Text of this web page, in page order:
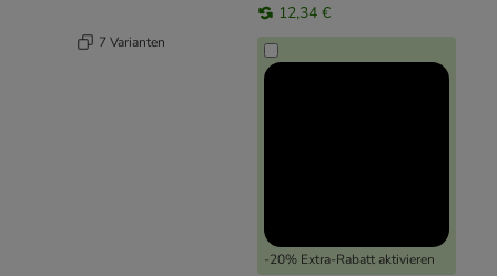
7 Varianten
12,34 €
-20% Extra-Rabatt aktivieren